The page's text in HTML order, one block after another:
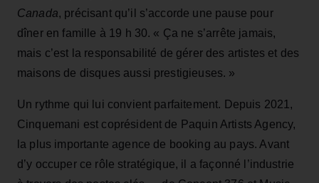
Canada, précisant qu’il s’accorde une pause pour
dîner en famille à 19 h 30. « Ça ne s’arrête jamais,
mais c’est la responsabilité de gérer des artistes et des
maisons de disques aussi prestigieuses. »
Un rythme qui lui convient parfaitement. Depuis 2021,
Cinquemani est coprésident de Paquin Artists Agency,
la plus importante agence de booking au pays. Avant
d’y occuper ce rôle stratégique, il a façonné l’industrie